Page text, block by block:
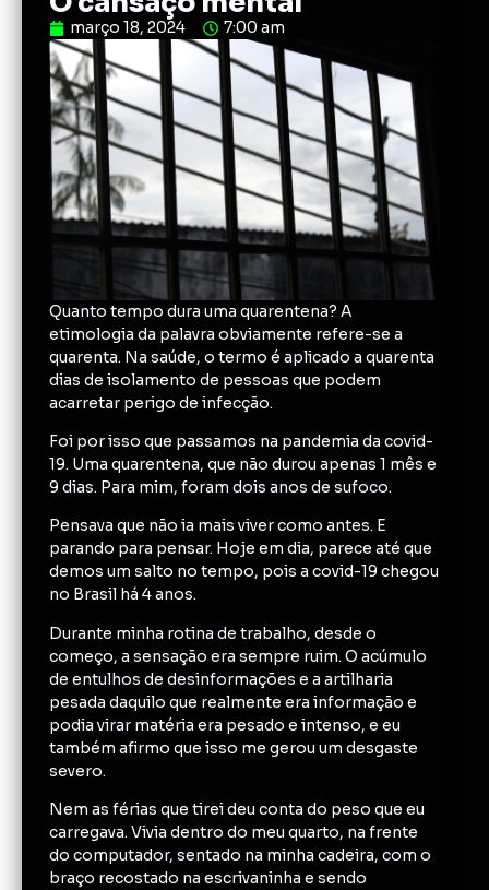
março 18, 2024 7:00 am
Quanto tempo dura uma quarentena? A
etimologia da palavra obviamente refere-se a
quarenta. Na saúde, o termo é aplicado a quarenta
dias de isolamento de pessoas que podem
acarretar perigo de infecção.
Foi por isso que passamos na pandemia da covid-
19. Uma quarentena, que não durou apenas 1 mês e
9 dias. Para mim, foram dois anos de sufoco.
Pensava que não ia mais viver como antes. E
parando para pensar. Hoje em dia, parece até que
demos um salto no tempo, pois a covid-19 chegou
no Brasil há 4 anos.
Durante minha rotina de trabalho, desde o
começo, a sensação era sempre ruim. O acúmulo
de entulhos de desinformações e a artilharia
pesada daquilo que realmente era informação e
podia virar matéria era pesado e intenso, e eu
também afirmo que isso me gerou um desgaste
severo.
Nem as férias que tirei deu conta do peso que eu
carregava. Vivia dentro do meu quarto, na frente
do computador, sentado na minha cadeira, com o
braço recostado na escrivaninha e sendo